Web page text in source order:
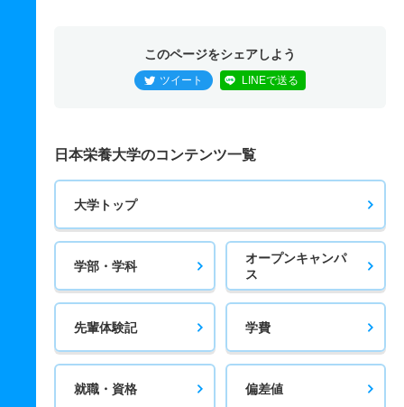
このページをシェアしよう
ツイート LINEで送る
日本栄養大学のコンテンツ一覧
大学トップ
学部・学科
オープンキャンパ
ス
先輩体験記 学費
就職・資格 偏差値